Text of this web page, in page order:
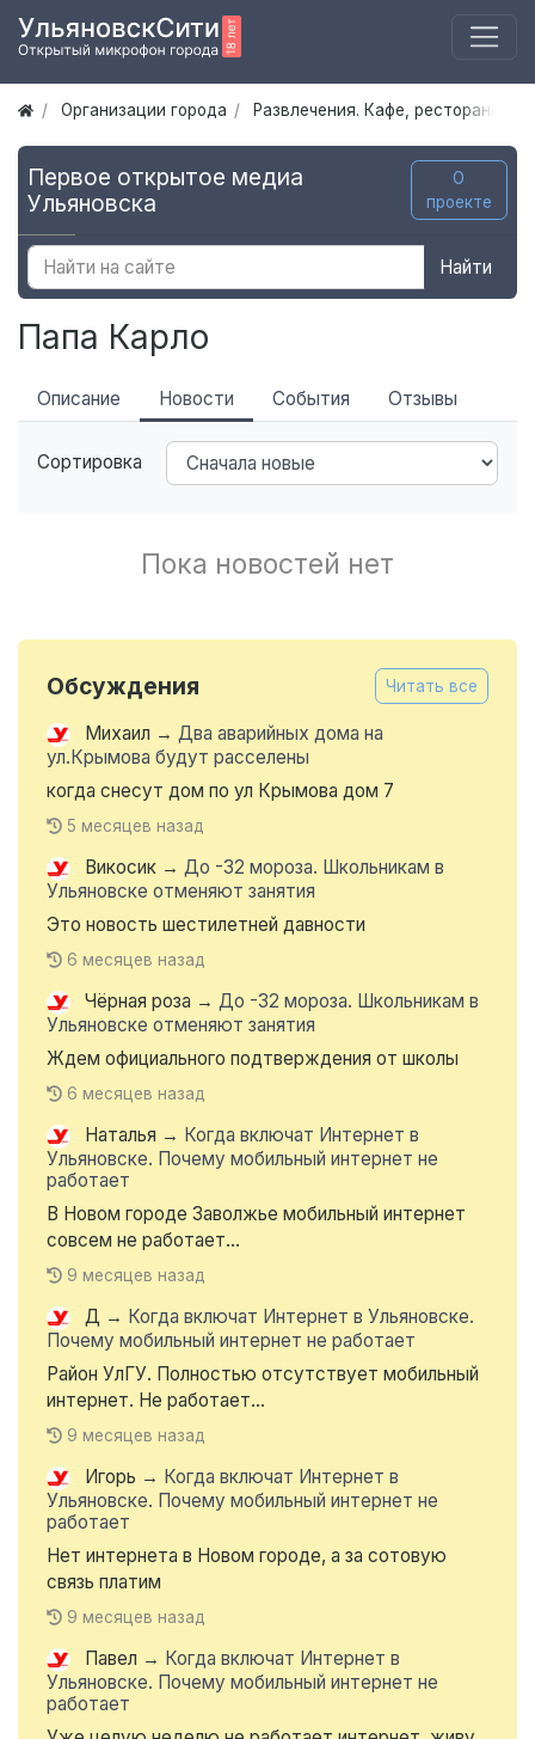
Организации города Развлечения. Кафе, рестораны
Первое открытое медиа
Ульяновска
О
проекте
Найти
Папа Карло
Описание Новости События Отзывы
Сортировка
Пока новостей нет
Обсуждения Читать все
Михаил → Два аварийных дома на
ул.Крымова будут расселены
когда снесут дом по ул Крымова дом 7
5 месяцев назад
Викосик → До -32 мороза. Школьникам в
Ульяновске отменяют занятия
Это новость шестилетней давности
6 месяцев назад
Чёрная роза → До -32 мороза. Школьникам в
Ульяновске отменяют занятия
Ждем официального подтверждения от школы
6 месяцев назад
Наталья → Когда включат Интернет в
Ульяновске. Почему мобильный интернет не
работает
В Новом городе Заволжье мобильный интернет
совсем не работает...
9 месяцев назад
Д → Когда включат Интернет в Ульяновске.
Почему мобильный интернет не работает
Район УлГУ. Полностью отсутствует мобильный
интернет. Не работает...
9 месяцев назад
Игорь → Когда включат Интернет в
Ульяновске. Почему мобильный интернет не
работает
Нет интернета в Новом городе, а за сотовую
связь платим
9 месяцев назад
Павел → Когда включат Интернет в
Ульяновске. Почему мобильный интернет не
работает